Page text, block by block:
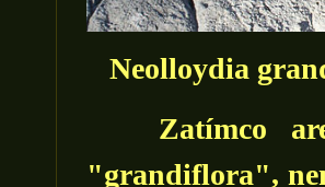
Neolloydia
Zatímco
"grandiflora",